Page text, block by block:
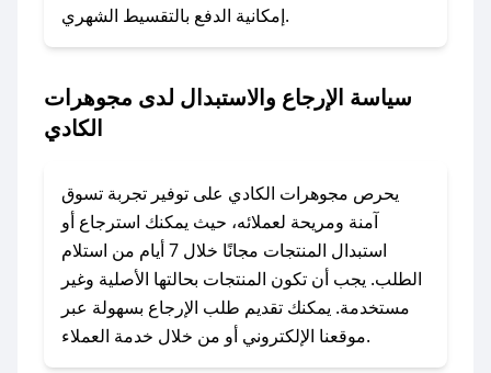
المفضل؟
في حال عدم توفر كوبونات لمتجرك المفضل، يمكنك
أسرع وقت ممكن.
مجوهرات الكادي؟
للحصول على كوبونات وخصومات حصرية، قم بما
يلي:
في تطبيق صحصح.
- تابع حسابنا الرسمي على تويتر وقم بتفعيل زر
إمكانية الدفع بالتقسيط الشهري.
سياسة الإرجاع والاستبدال لدى مجوهرات
الكادي
يحرص مجوهرات الكادي على توفير تجربة تسوق
آمنة ومريحة لعملائه، حيث يمكنك استرجاع أو
استبدال المنتجات مجانًا خلال 7 أيام من استلام
الطلب. يجب أن تكون المنتجات بحالتها الأصلية وغير
مستخدمة. يمكنك تقديم طلب الإرجاع بسهولة عبر
موقعنا الإلكتروني أو من خلال خدمة العملاء.